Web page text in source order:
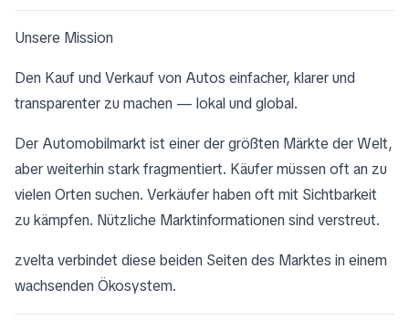
Unsere Mission
Den Kauf und Verkauf von Autos einfacher, klarer und
transparenter zu machen — lokal und global.
Der Automobilmarkt ist einer der größten Märkte der Welt,
aber weiterhin stark fragmentiert. Käufer müssen oft an zu
vielen Orten suchen. Verkäufer haben oft mit Sichtbarkeit
zu kämpfen. Nützliche Marktinformationen sind verstreut.
zvelta verbindet diese beiden Seiten des Marktes in einem
wachsenden Ökosystem.